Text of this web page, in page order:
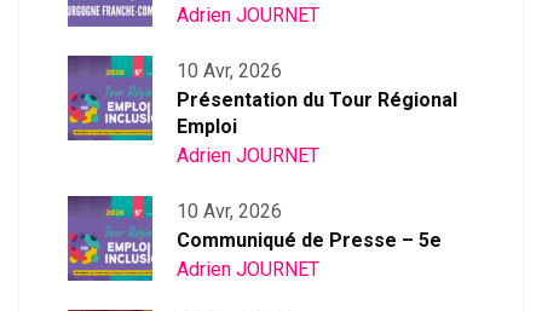
Adrien JOURNET
10 Avr, 2026
Présentation du Tour Régional
Emploi
Adrien JOURNET
10 Avr, 2026
Communiqué de Presse – 5e
Adrien JOURNET